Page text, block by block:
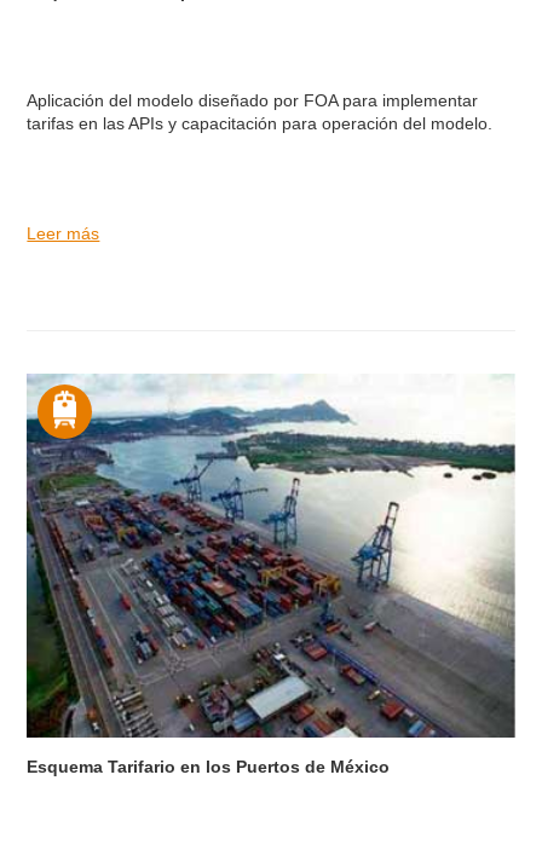
Aplicación del modelo diseñado por FOA para implementar
tarifas en las APIs y capacitación para operación del modelo.
Leer más
Esquema Tarifario en los Puertos de México